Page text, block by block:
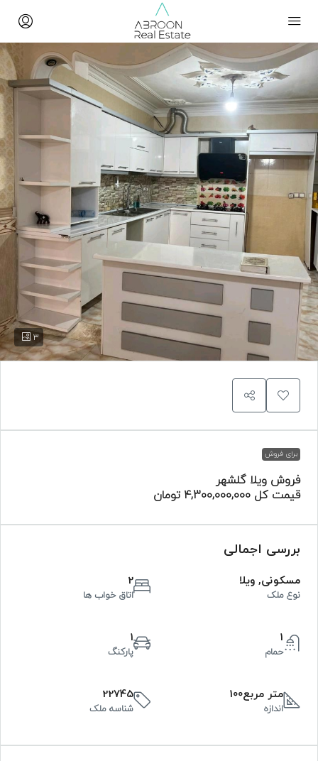
3
برای فروش
فروش ویلا گلشهر
قیمت کل 4,300,000,000 تومان
بررسی اجمالی
مسکونی, ویلا
نوع ملک
2
اتاق خواب ها
1
حمام
1
پارکنگ
متر مربع100
اندازه
22745
شناسه ملک